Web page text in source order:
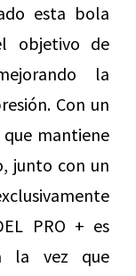
esta bola
objetivo de
la
Con un
mantiene
junto con un
PRO + es
la vez que